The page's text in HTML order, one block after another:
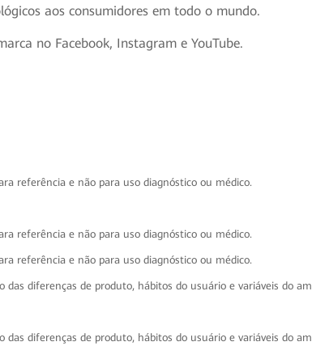
aos consumidores em todo o mundo.
no Facebook, Instagram e YouTube.
referência e não para uso diagnóstico ou médico.
referência e não para uso diagnóstico ou médico.
referência e não para uso diagnóstico ou médico.
diferenças de produto, hábitos do usuário e variáveis do
diferenças de produto, hábitos do usuário e variáveis do